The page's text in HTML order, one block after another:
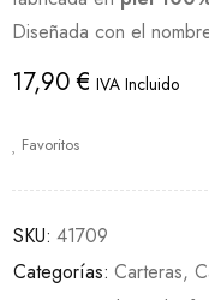
Diseñada con el
17,90€ IVA Incluido
Favoritos
SKU: 41709
Categorías: Carteras,